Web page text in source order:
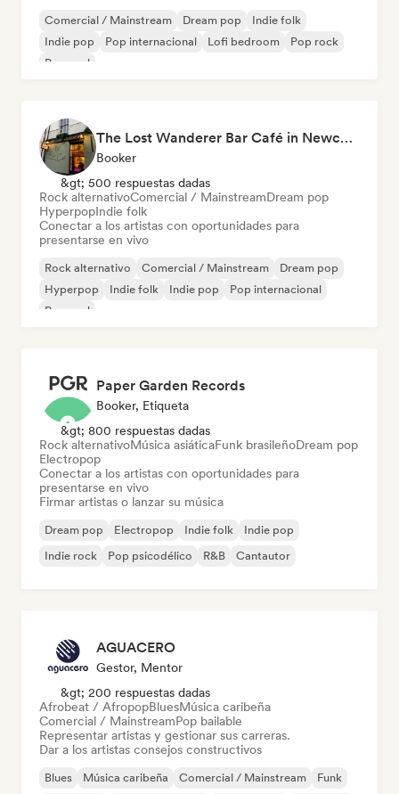
Comercial / Mainstream Dream pop
Indie folk
Indie pop
Pop internacional Lofi bedroom
Pop rock
Pop soul
The Lost Wanderer Bar Café in Newcastle
Booker
&gt; 500 respuestas dadas
Rock alternativoComercial / MainstreamDream pop
HyperpopIndie folk
Conectar a los artistas con oportunidades para
presentarse en vivo
Rock alternativo Comercial / Mainstream
Dream pop
Hyperpop
Indie folk Indie pop
Pop internacional
Pop soul
Paper Garden Records
Booker, Etiqueta
&gt; 800 respuestas dadas
Rock alternativoMúsica asiáticaFunk brasileñoDream pop
Electropop
Conectar a los artistas con oportunidades para
presentarse en vivo
Firmar artistas o lanzar su música
Dream pop Electropop Indie folk
Indie pop
Indie rock
Pop psicodélico R&B Cantautor
AGUACERO
Gestor, Mentor
&gt; 200 respuestas dadas
Afrobeat / AfropopBluesMúsica caribeña
Comercial / MainstreamPop bailable
Representar artistas y gestionar sus carreras.
Dar a los artistas consejos constructivos
Blues Música caribeña Comercial / Mainstream Funk